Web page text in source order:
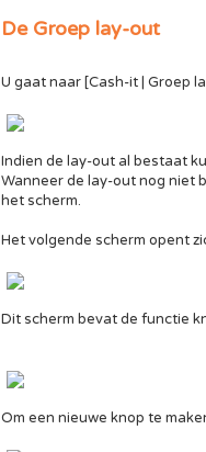
De Groep lay-out
U gaat naar [Cash-it | Groep
Indien de lay-out al bestaat
Wanneer de lay-out nog niet
het scherm.
Het volgende scherm opent
Dit scherm bevat de functie
Om een nieuwe knop te